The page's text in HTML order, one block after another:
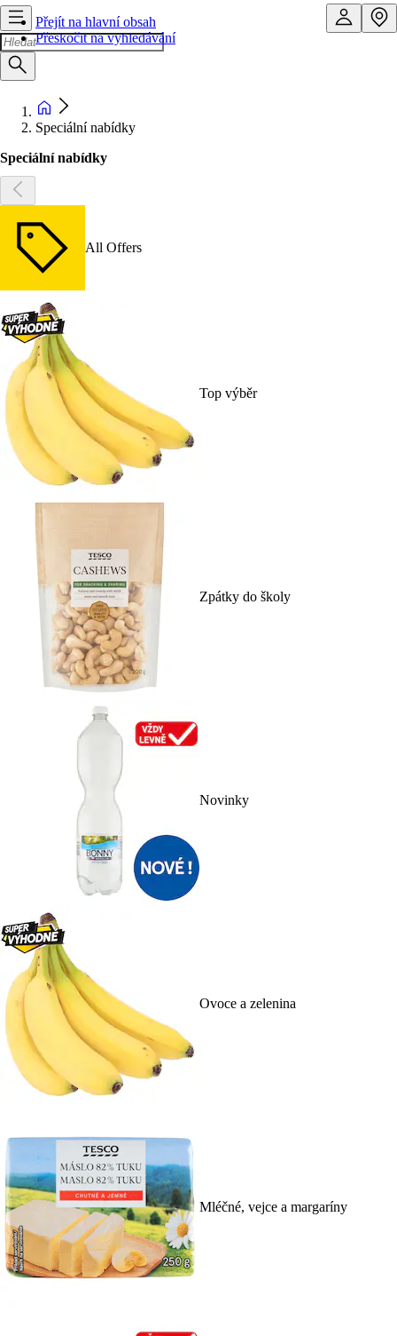
Přejít na hlavní obsah
Přeskočit na vyhledávání
Speciální nabídky
Speciální nabídky
All Offers
Top výběr
Zpátky do školy
Novinky
Ovoce a zelenina
Mléčné, vejce a margaríny